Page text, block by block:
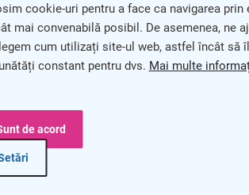
cookie-uri pentru a face ca navigarea prin
mai convenabilă posibil. De asemenea, ne
cum utilizați site-ul web, astfel încât să
constant pentru dvs. Mai multe
de acord
5-7